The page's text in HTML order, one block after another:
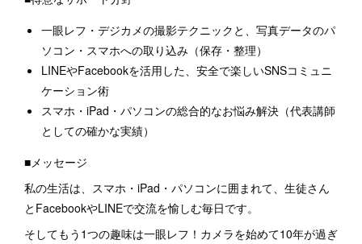
一眼レフ・デジカメの撮影テクニックと、写真データのパ
ソコン・スマホへの取り込み（保存・整理）
LINEやFacebookを活用した、安全で楽しいSNSコミュニ
ケーション術
スマホ・iPad・パソコンの総合的なお悩み解決（代表講師
としての確かな実績）
■メッセージ
私の生活は、スマホ・iPad・パソコンに囲まれて、生徒さん
とFacebookやLINEで交流を愉しむ毎日です。
そしてもう1つの趣味は一眼レフ！カメラを始めて10年が過ぎ